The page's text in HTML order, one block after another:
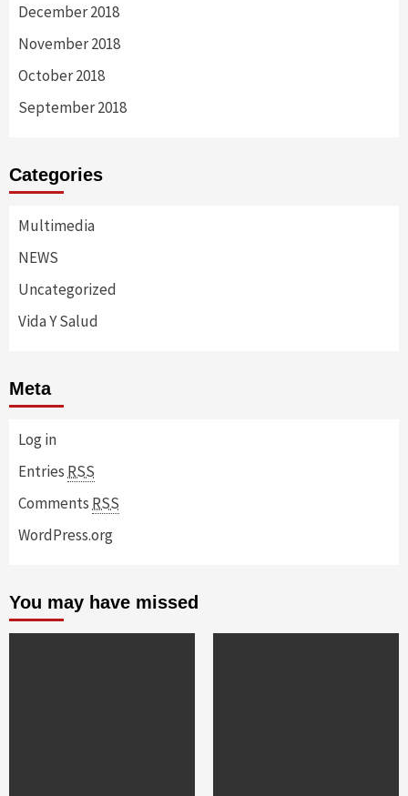
December 2018
November 2018
October 2018
September 2018
Categories
Multimedia
NEWS
Uncategorized
Vida Y Salud
Meta
Log in
Entries RSS
Comments RSS
WordPress.org
You may have missed